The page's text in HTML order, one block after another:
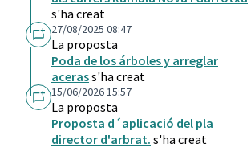
s'ha creat
27/08/2025 08:47
La proposta
Poda de los árboles y arreglar
acerass'ha creat
15/06/2026 15:57
La proposta
Proposta d´aplicació del pla
director d'arbrat. s'ha creat